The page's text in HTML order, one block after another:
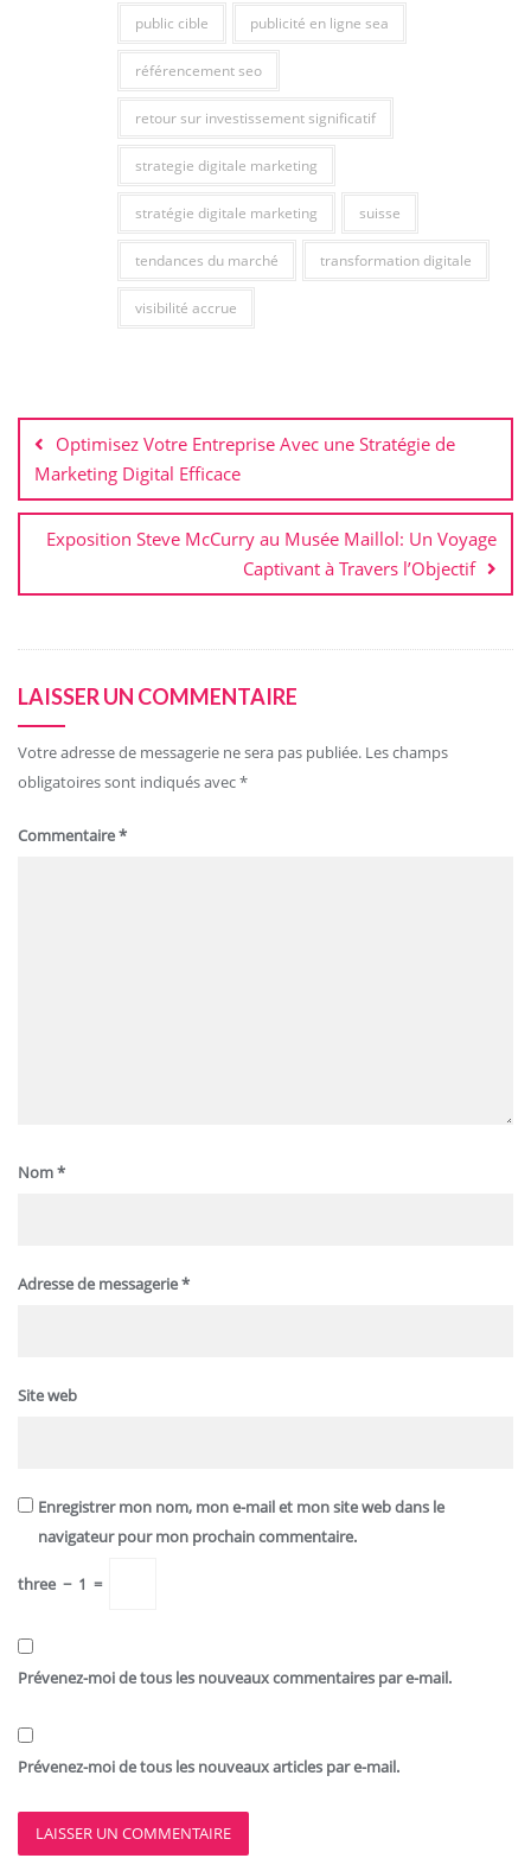
public cible publicité en ligne sea
référencement seo
retour sur investissement significatif
strategie digitale marketing
stratégie digitale marketing suisse
tendances du marché transformation digitale
visibilité accrue
de
l’article
Optimisez Votre Entreprise Avec une Stratégie de
Marketing Digital Efficace
Exposition Steve McCurry au Musée Maillol: Un Voyage
Captivant à Travers l’Objectif
LAISSER UN COMMENTAIRE
Votre adresse de messagerie ne sera pas publiée. Les champs
obligatoires sont indiqués avec*
Commentaire*
Nom*
Adresse de messagerie*
Site web
Enregistrer mon nom, mon e-mail et mon site web dans le
navigateur pour mon prochain commentaire.
three − 1 =
Prévenez-moi de tous les nouveaux commentaires par e-mail.
Prévenez-moi de tous les nouveaux articles par e-mail.